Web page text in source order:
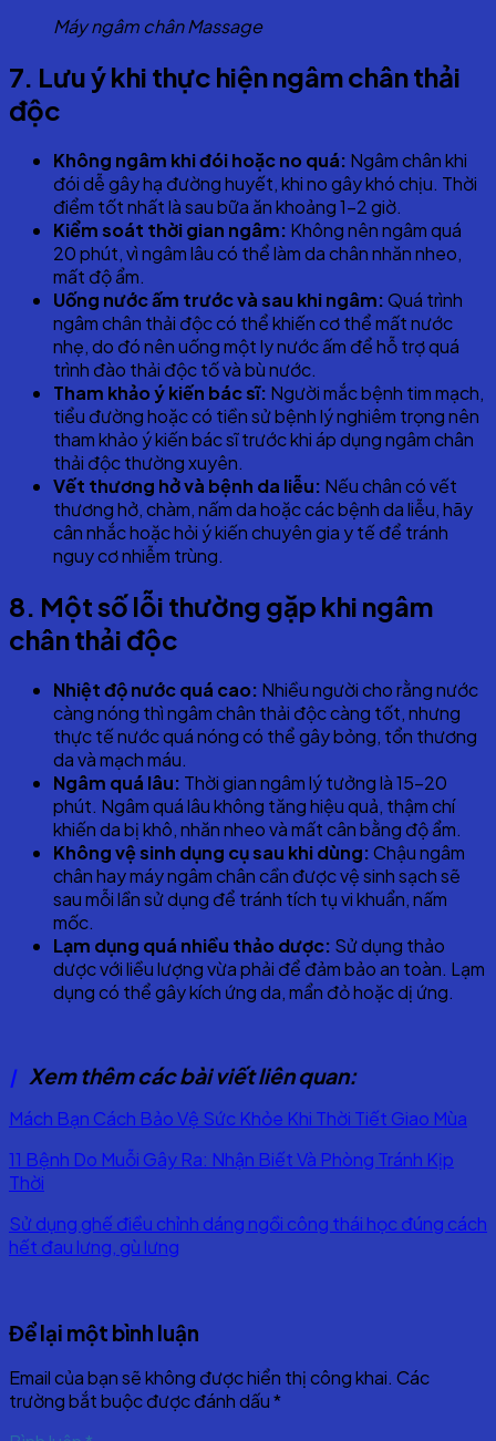
Máy ngâm chân Massage
7. Lưu ý khi thực hiện ngâm chân thải
độc
Không ngâm khi đói hoặc no quá: Ngâm chân khi
đói dễ gây hạ đường huyết, khi no gây khó chịu. Thời
điểm tốt nhất là sau bữa ăn khoảng 1-2 giờ.
Kiểm soát thời gian ngâm: Không nên ngâm quá
20 phút, vì ngâm lâu có thể làm da chân nhăn nheo,
mất độ ẩm.
Uống nước ấm trước và sau khi ngâm:Quá trình
ngâm chân thải độc có thể khiến cơ thể mất nước
nhẹ, do đó nên uống một ly nước ấm để hỗ trợ quá
trình đào thải độc tố và bù nước.
Tham khảo ý kiến bác sĩ: Người mắc bệnh tim mạch,
tiểu đường hoặc có tiền sử bệnh lý nghiêm trọng nên
tham khảo ý kiến bác sĩ trước khi áp dụng ngâm chân
thải độc thường xuyên.
Vết thương hở và bệnh da liễu: Nếu chân có vết
thương hở, chàm, nấm da hoặc các bệnh da liễu, hãy
cân nhắc hoặc hỏi ý kiến chuyên gia y tế để tránh
nguy cơ nhiễm trùng.
8. Một số lỗi thường gặp khi ngâm
chân thải độc
Nhiệt độ nước quá cao: Nhiều người cho rằng nước
càng nóng thì ngâm chân thải độc càng tốt, nhưng
thực tế nước quá nóng có thể gây bỏng, tổn thương
da và mạch máu.
Ngâm quá lâu: Thời gian ngâm lý tưởng là 15-20
phút. Ngâm quá lâu không tăng hiệu quả, thậm chí
khiến da bị khô, nhăn nheo và mất cân bằng độ ẩm.
Không vệ sinh dụng cụ sau khi dùng:Chậu ngâm
chân hay máy ngâm chân cần được vệ sinh sạch sẽ
sau mỗi lần sử dụng để tránh tích tụ vi khuẩn, nấm
mốc.
Lạm dụng quá nhiều thảo dược: Sử dụng thảo
dược với liều lượng vừa phải để đảm bảo an toàn. Lạm
dụng có thể gây kích ứng da, mẩn đỏ hoặc dị ứng.
| Xem thêm các bài viết liên quan:
Mách Bạn Cách Bảo Vệ Sức Khỏe Khi Thời Tiết Giao Mùa
11 Bệnh Do Muỗi Gây Ra: Nhận Biết Và Phòng Tránh Kịp
Thời
Sử dụng ghế điều chỉnh dáng ngồi công thái học đúng cách
hết đau lưng, gù lưng
Để lại một bình luận
Email của bạn sẽ không được hiển thị công khai. Các
trường bắt buộc được đánh dấu*